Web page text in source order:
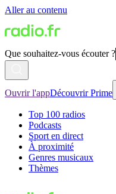
Aller au contenu
Que souhaitez-vous écouter ?
Ouvrir l'appDécouvrir Prime
Top 100 radios
Podcasts
Sport en direct
À proximité
Genres musicaux
Thèmes